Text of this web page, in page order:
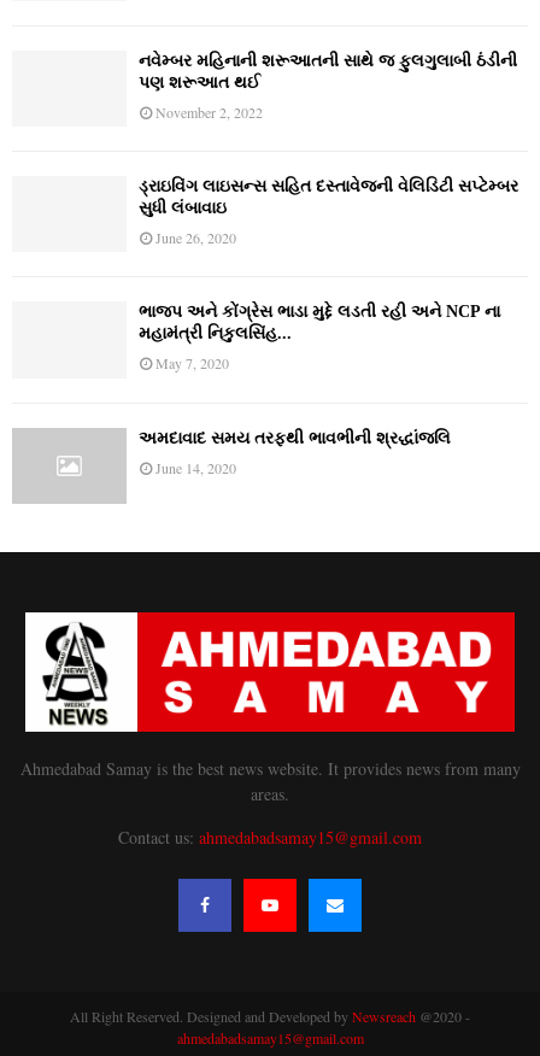
નવેમ્‍બર મહિનાની શરૂઆતની સાથે જ ફુલગુલાબી ઠંડીની
પણ શરૂઆત થઈ
November 2, 2022
ડ્રાઇવિંગ લાઇસન્સ સહિત દસ્તાવેજની વેલિડિટી સપ્ટેમ્બર
સુધી લંબાવાઇ
June 26, 2020
ભાજપ અને કોંગ્રેસ ભાડા મુદ્દે લડતી રહી અને NCP ના
મહામંત્રી નિકુલસિંહ...
May 7, 2020
અમદાવાદ સમય તરફથી ભાવભીની શ્રદ્ધાંજલિ
June 14, 2020
Ahmedabad Samay is the best news website. It provides news from many
areas.
Contact us: ahmedabadsamay15@gmail.com
All Right Reserved. Designed and Developed byNewsreach @2020 -
ahmedabadsamay15@gmail.com